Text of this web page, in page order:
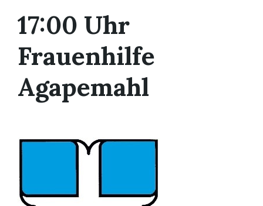
17:00 Uhr
Frauenhilfe
Agapemahl